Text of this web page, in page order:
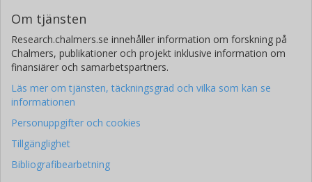
Om tjänsten
Research.chalmers.se innehåller information om forskning på
Chalmers, publikationer och projekt inklusive information om
finansiärer och samarbetspartners.
Läs mer om tjänsten, täckningsgrad och vilka som kan se
informationen
Personuppgifter och cookies
Tillgänglighet
Bibliografibearbetning